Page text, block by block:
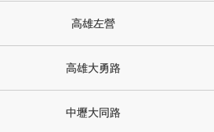
高雄左營
高雄大勇路
中壢大同路